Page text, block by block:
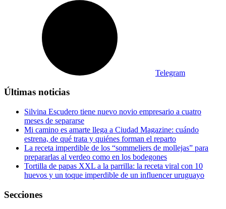
Telegram
Últimas noticias
Silvina Escudero tiene nuevo novio empresario a cuatro
meses de separarse
Mi camino es amarte llega a Ciudad Magazine: cuándo
estrena, de qué trata y quiénes forman el reparto
La receta imperdible de los “sommeliers de mollejas” para
prepararlas al verdeo como en los bodegones
Tortilla de papas XXL a la parrilla: la receta viral con 10
huevos y un toque imperdible de un influencer uruguayo
Secciones